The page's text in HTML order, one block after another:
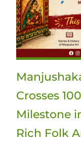
Crosses
Milestone
Rich Folk